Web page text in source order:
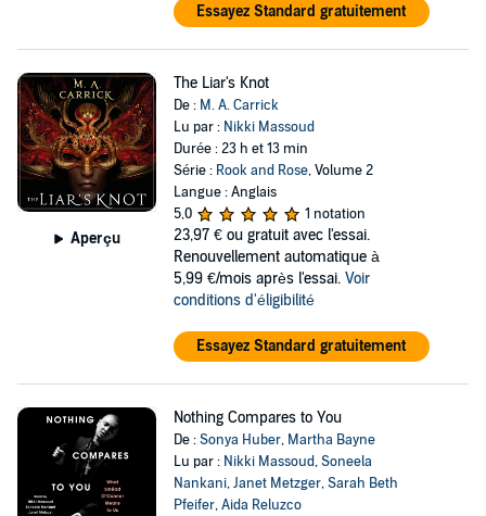
Essayez Standard gratuitement
Aperçu
The Liar's Knot
De : M. A. Carrick
Lu par : Nikki Massoud
Durée : 23 h et 13 min
Série : Rook and Rose, Volume 2
Langue : Anglais
5,0
1 notation
23,97 € ou gratuit avec l'essai.
Renouvellement automatique à
5,99 €/mois après l'essai. Voir
conditions d'éligibilité
Essayez Standard gratuitement
Nothing Compares to You
De :Sonya Huber, Martha Bayne
Lu par : Nikki Massoud,Soneela
Nankani,Janet Metzger,Sarah Beth
Pfeifer,Aida Reluzco